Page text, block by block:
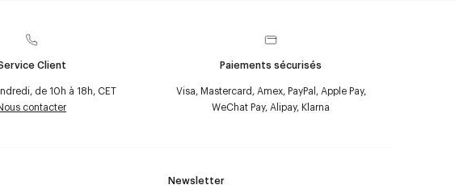
Client
de 10h à 18h, CET
contacter
Paiements sécurisés
Visa, Mastercard, Amex, PayPal, Apple Pay,
WeChat Pay, Alipay, Klarna
Newsletter